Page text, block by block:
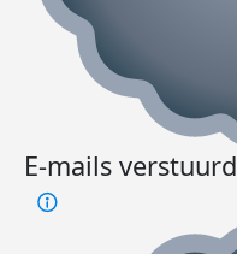
E-mails verstuurd